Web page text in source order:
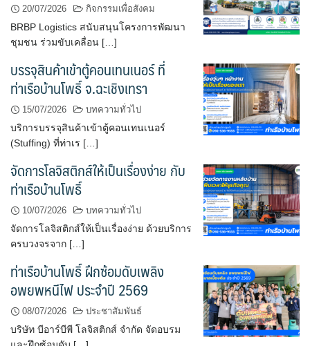
20/07/2026 กิจกรรมเพื่อสังคม
BRBP Logistics สนับสนุนโครงการพัฒนา
ชุมชน ร่วมขับเคลื่อน […]
บรรจุสินค้าเข้าตู้คอนเทนเนอร์ ที่
ท่าเรือบ้านโพธิ์ จ.ฉะเชิงเทรา
15/07/2026 บทความทั่วไป
บริการบรรจุสินค้าเข้าตู้คอนเทนเนอร์
(Stuffing) ที่ท่าเร […]
จัดการโลจิสติกส์ให้เป็นเรื่องง่าย กับ
ท่าเรือบ้านโพธิ์
10/07/2026 บทความทั่วไป
จัดการโลจิสติกส์ให้เป็นเรื่องง่าย ด้วยบริการ
ครบวงจรจาก […]
ท่าเรือบ้านโพธิ์ ฝึกซ้อมดับเพลิง
อพยพหนีไฟ ประจำปี 2569
08/07/2026 ประชาสัมพันธ์
บริษัท บีอาร์บีพี โลจิสติกส์ จำกัด จัดอบรม